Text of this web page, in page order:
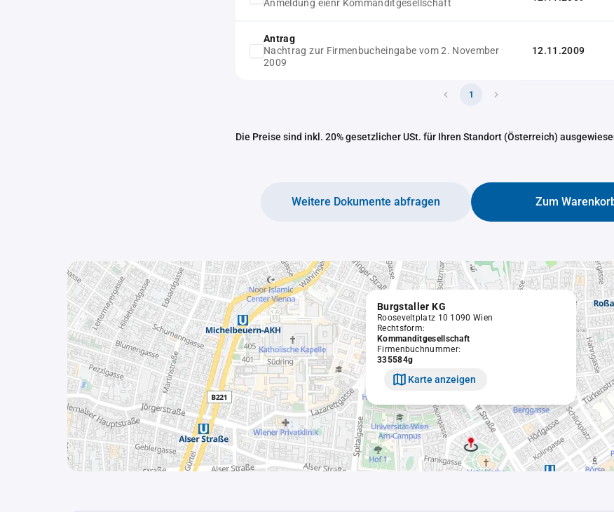
Anmeldung eienr Kommanditgesellschaft
Antrag
Nachtrag zur Firmenbucheingabe vom 2. November
2009
12.11.2009
1
Die Preise sind inkl. 20% gesetzlicher USt. für Ihren Standort (Österreich)
Zum
Weitere Dokumente abfragen
Burgstaller KG
Rooseveltplatz 10 1090 Wien
Rechtsform:
Kommanditgesellschaft
Firmenbuchnummer:
335584g
Karte anzeigen